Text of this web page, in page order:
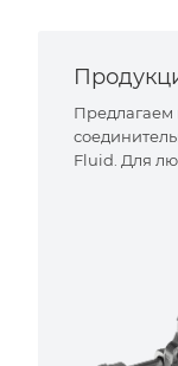
Предлагаем
Fluid. Для